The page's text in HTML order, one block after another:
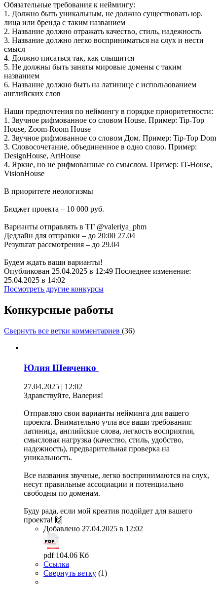
Обязательные требования к неймингу:
1. Должно быть уникальным, не должно существовать юр.
лица или бренда с таким названием
2. Название должно отражать качество, стиль, надежность
3. Название должно легко восприниматься на слух и нести
смысл
4. Должно писаться так, как слышится
5. Не должны быть заняты мировые домены с таким
названием
6. Название должно быть на латинице с использованием
английских слов
Наши предпочтения по неймингу в порядке приоритетности:
1. Звучное рифмованное со словом House. Пример: Tip-Top
House, Zoom-Room House
2. Звучное рифмованное со словом Дом. Пример: Tip-Top Dom
3. Словосочетание, объединенное в одно слово. Пример:
DesignHouse, ArtHouse
4. Яркие, но не рифмованные со смыслом. Пример: IT-House,
VisionHouse
В приоритете неологизмы
Бюджет проекта – 10 000 руб.
Варианты отправлять в ТГ @valeriya_phm
Дедлайн для отправки – до 20:00 27.04
Результат рассмотрения – до 29.04
Будем ждать ваши варианты!
Опубликован 25.04.2025 в 12:49 Последнее изменение:
25.04.2025 в 14:02
Посмотреть другие конкурсы
Конкурсные работы
Свернуть все ветки комментариев (36)
Юлия Шевченко
27.04.2025 | 12:02
Здравствуйте, Валерия!
Отправляю свои варианты нейминга для вашего
проекта. Внимательно учла все ваши требования:
латиница, английские слова, легкость восприятия,
смысловая нагрузка (качество, стиль, удобство,
надежность), предварительная проверка на
уникальность.
Все названия звучные, легко воспринимаются на слух,
несут правильные ассоциации и потенциально
свободны по доменам.
Буду рада, если мой креатив подойдет для вашего
проекта! 🙌
Добавлено 27.04.2025 в 12:02
pdf 104.06 Кб
Ссылка
Свернуть ветку (1)